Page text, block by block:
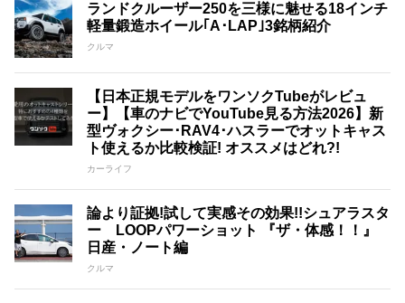
ランドクルーザー250を三様に魅せる18インチ
軽量鍛造ホイール｢A･LAP｣3銘柄紹介
クルマ
【日本正規モデルをワンソクTubeがレビュ
ー】【車のナビでYouTube見る方法2026】新
型ヴォクシー･RAV4･ハスラーでオットキャス
ト使えるか比較検証! オススメはどれ?!
カーライフ
論より証拠!試して実感その効果!!シュアラスタ
ー LOOPパワーショット 『ザ・体感！！』
日産・ノート編
クルマ